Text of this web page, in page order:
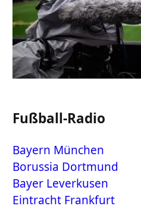
Fußball-Radio
Bayern München
Borussia Dortmund
Bayer Leverkusen
Eintracht Frankfurt